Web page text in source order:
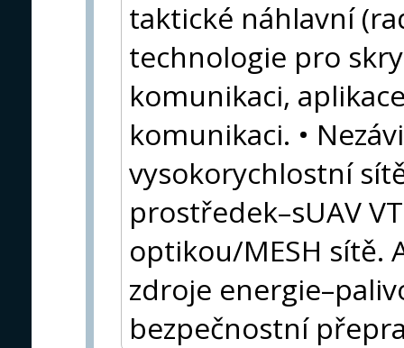
taktické náhlavní
technologie pro
komunikaci,
komunikaci. •
vysokorychlostní
prostředek–sUAV
optikou/MESH sítě.
zdroje
bezpečnostní